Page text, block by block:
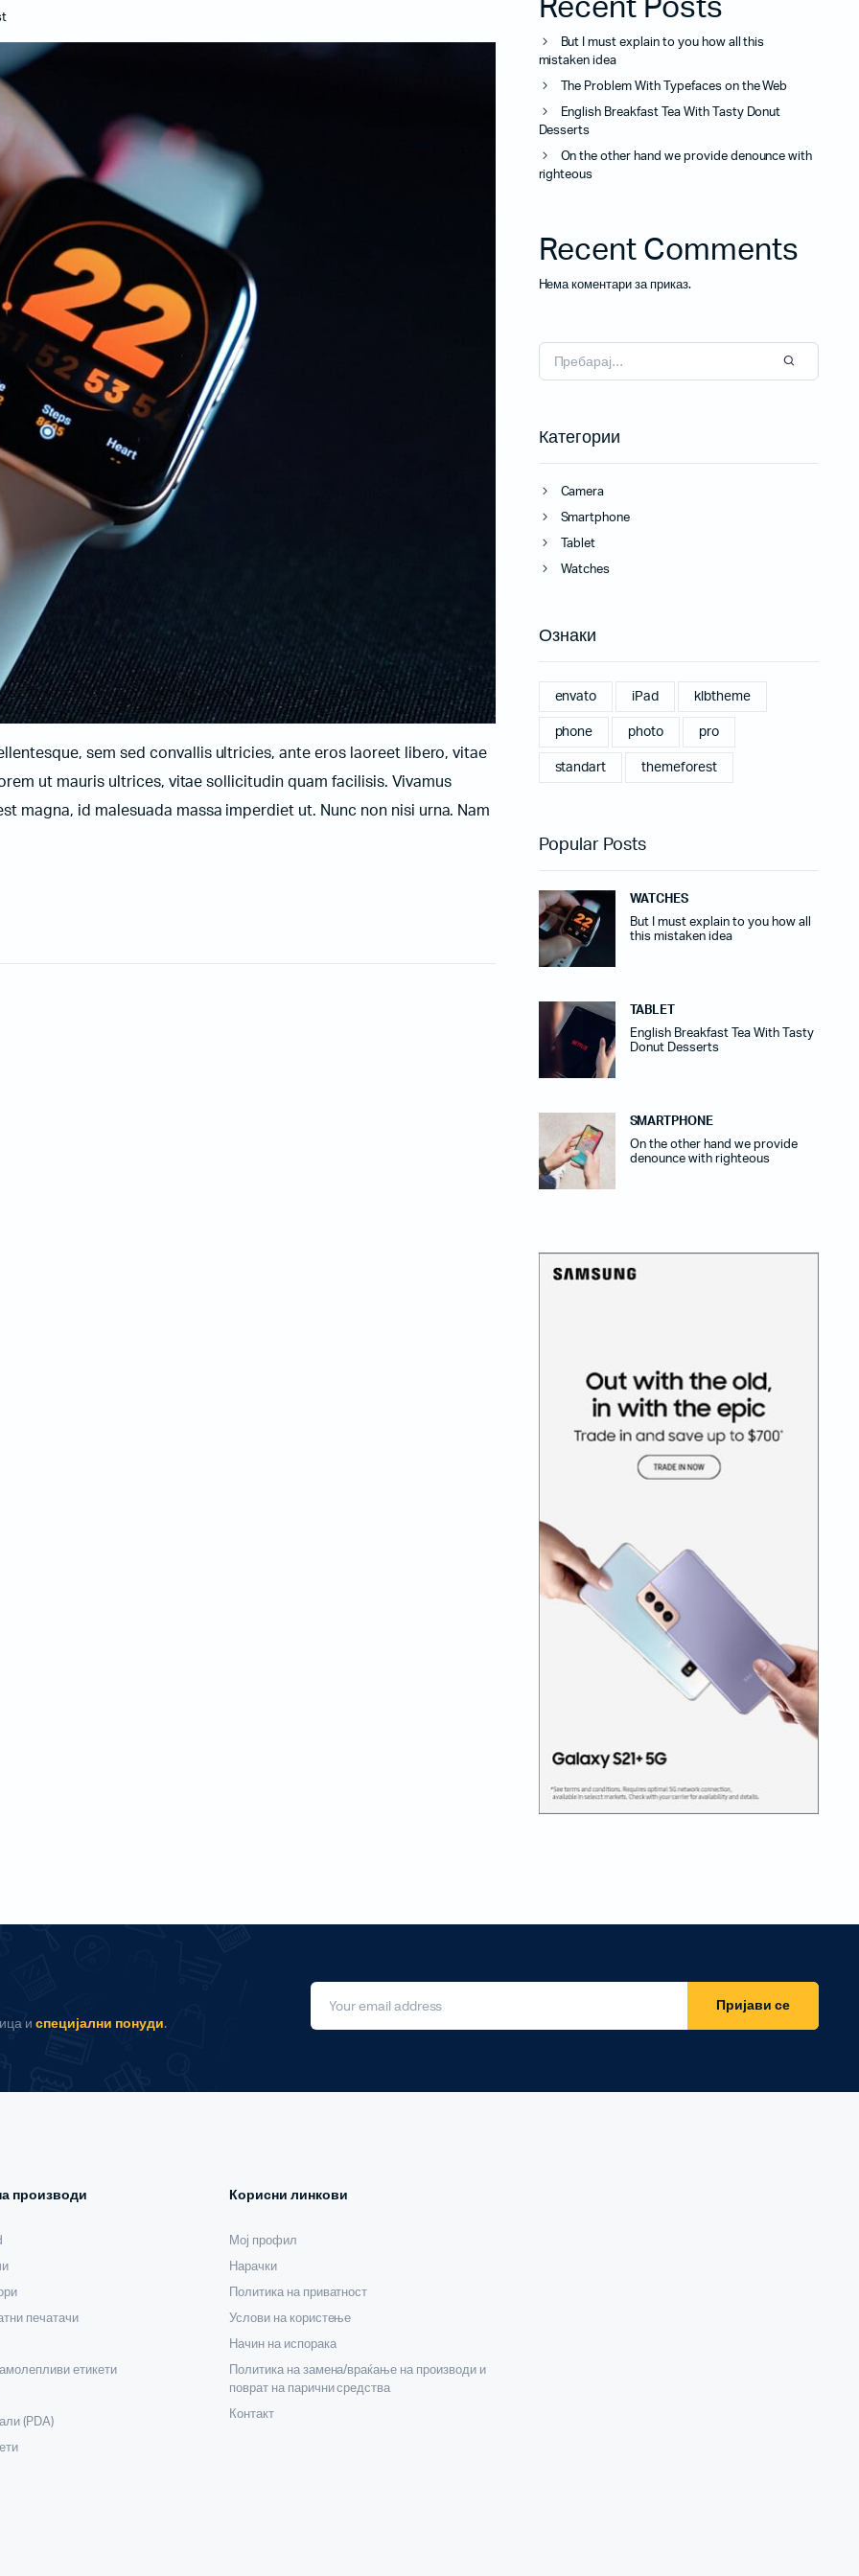
Потрошен материјал
Акцесориси
проектори
за домашно кино
кратка раздалеченост
со ултра кратка раздалеченост
проектори
Потрошувачки скенер
Мобилни терминали
Таблети
Кабли, PSU, Аксесоари
sem sed convallis ultricies, ante eros laoreet libero, vitae
ut mauris ultrices, vitae sollicitudin quam facilisis. Vivamus
magna, id malesuada massa imperdiet ut. Nunc non nisi urna. Nam
Recent Posts
But I must explain to you how all this
mistaken idea
The Problem With Typefaces on the Web
English Breakfast Tea With Tasty Donut
Desserts
On the other hand we provide denounce with
righteous
Recent Comments
Нема коментари за приказ.
Категории
Camera
Smartphone
Tablet
Watches
Ознаки
envato iPad klbtheme
phone photo pro
standart themeforest
Popular Posts
WATCHES
But I must explain to you how all
this mistaken idea
TABLET
English Breakfast Tea With Tasty
Donut Desserts
SMARTPHONE
On the other hand we provide
denounce with righteous
испецијални понуди.
Пријави се
производи
печатачи
етикети
(PDA)
Корисни линкови
Мој профил
Нарачки
Политика на приватност
Услови на користење
Начин на испорака
Политика на замена/враќање на производи и
поврат на парични средства
Контакт